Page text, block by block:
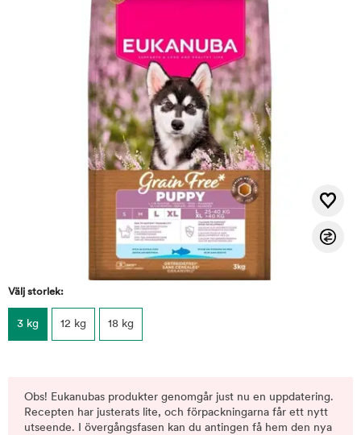
Välj storlek:
3 kg 12 kg 18 kg
Obs! Eukanubas produkter genomgår just nu en uppdatering.
Recepten har justerats lite, och förpackningarna får ett nytt
utseende. I övergångsfasen kan du antingen få hem den nya